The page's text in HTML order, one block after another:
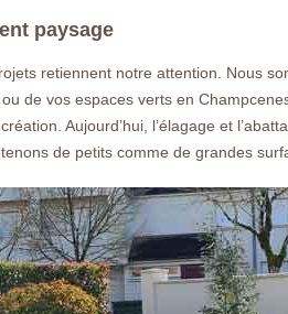
paysage
retiennent notre attention. Nous
de vos espaces verts en
Aujourd’hui, l’élagage et
de petits comme de grandes